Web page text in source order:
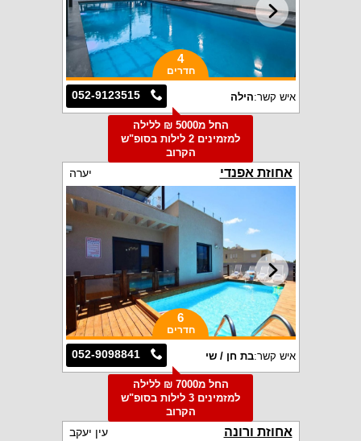
4
חדרים
052-9123515 איש קשר:הילה
החל מ5000 ₪ ללילה
למזמינים 2 לילות בסופ"ש
הקרוב
אחוזת אפנדי יערה
6
חדרים
052-9098841 איש קשר:בת חן / שי
החל מ7000 ₪ ללילה
למזמינים 3 לילות בסופ"ש
הקרוב
אחוזת ורונה עין יעקב